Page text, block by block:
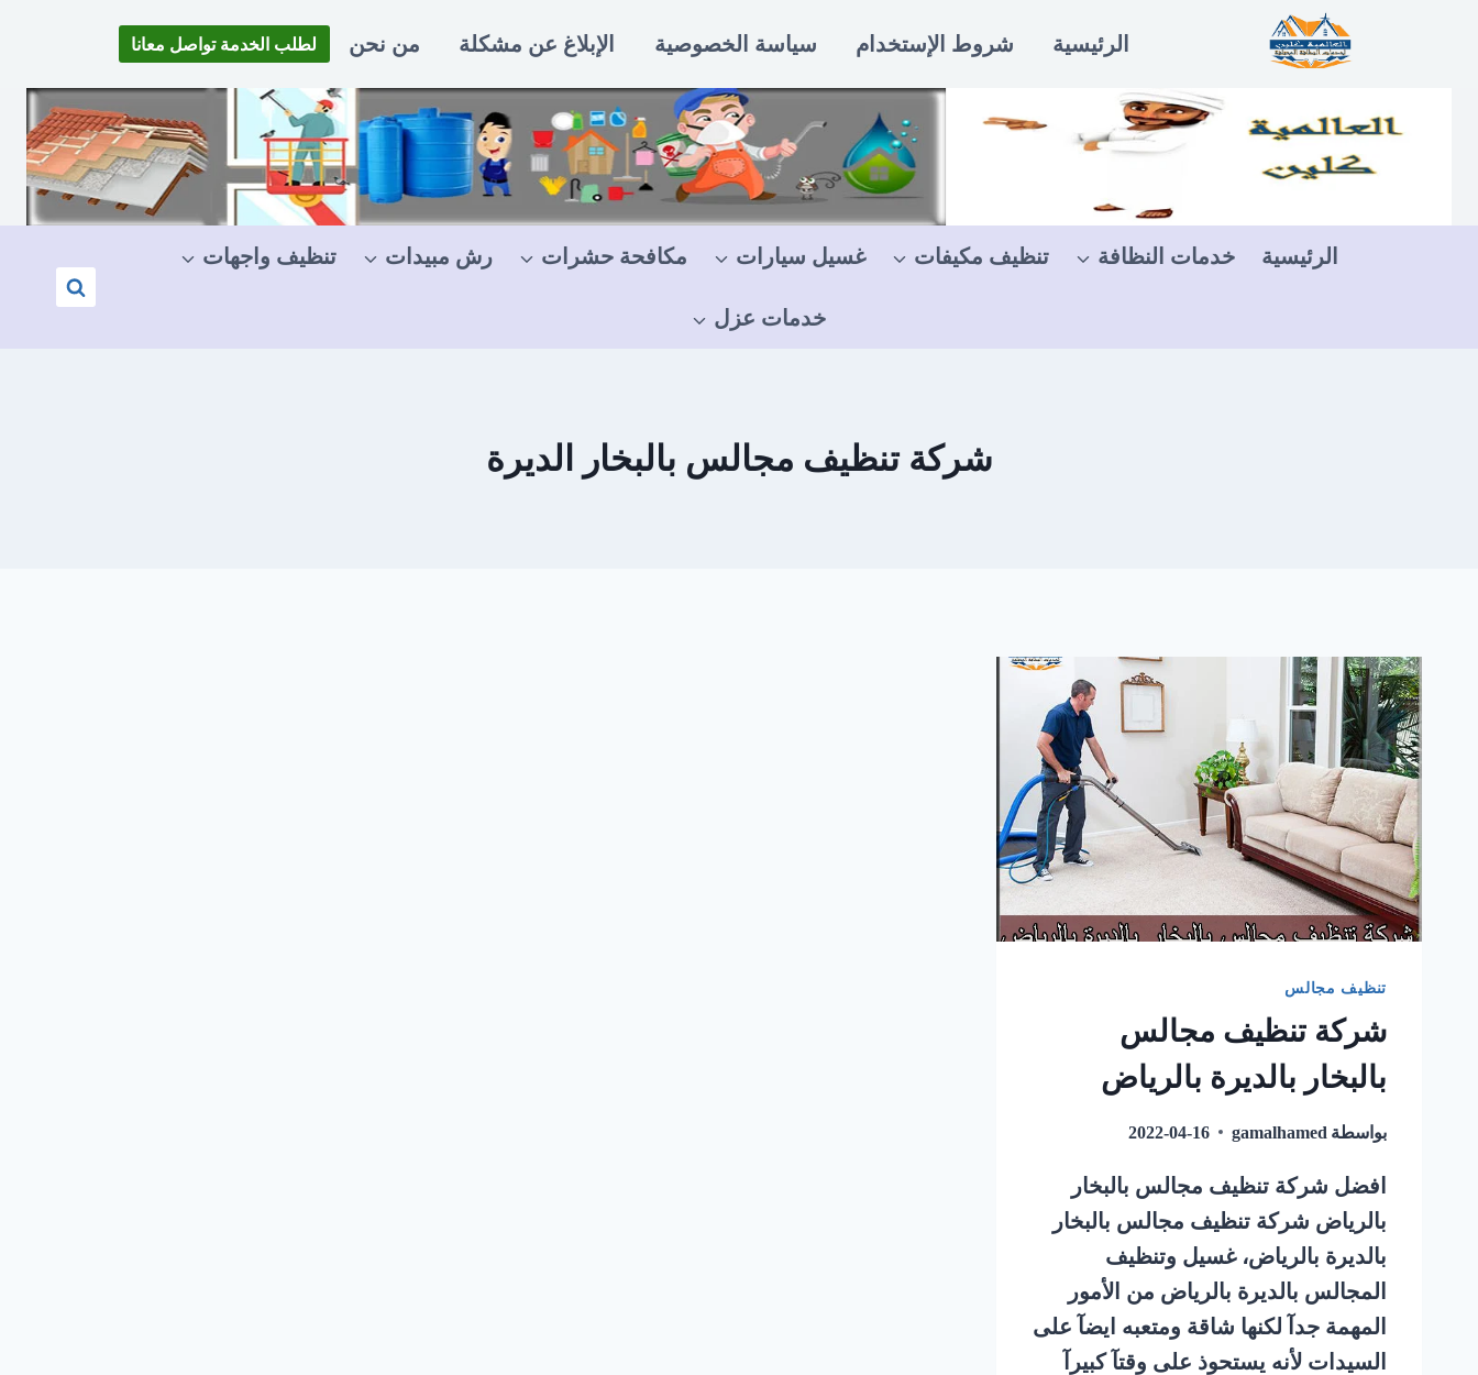
الرئيسية شروط الإستخدام سياسة الخصوصية الإبلاغ عن مشكلة من نحن لطلب الخدمة تواصل معانا
الرئيسية خدمات النظافة تنظيف مكيفات غسيل سيارات مكافحة حشرات رش مبيدات تنظيف واجهات
خدمات عزل
شركة تنظيف مجالس بالبخار الديرة
تنظيف مجالس
شركة تنظيف مجالس
بالبخار بالديرة بالرياض
بواسطة gamalhamed
2022-04-16
افضل شركة تنظيف مجالس بالبخار
بالرياض شركة تنظيف مجالس بالبخار
بالديرة بالرياض، غسيل وتنظيف
المجالس بالديرة بالرياض من الأمور
المهمة جدآ لكنها شاقة ومتعبه ايضآ على
السيدات لأنه يستحوذ على وقتآ كبيرآ